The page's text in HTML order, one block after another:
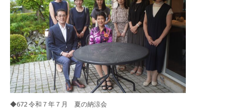
◆672 令和７年７月 夏の納涼会